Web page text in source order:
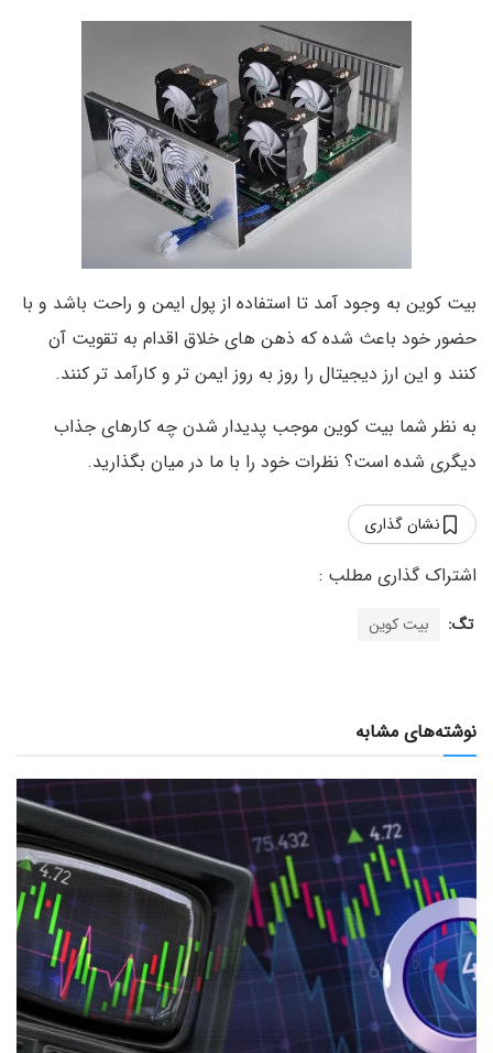
بیت کوین به وجود آمد تا استفاده از پول ایمن و راحت باشد و با
حضور خود باعث شده که ذهن های خلاق اقدام به تقویت آن
کنند و این ارز دیجیتال را روز به روز ایمن تر و کارآمد تر کنند.
به نظر شما بیت کوین موجب پدیدار شدن چه کارهای جذاب
دیگری شده است؟ نظرات خود را با ما در میان بگذارید.
نشان گذاری
تگ: بیت کوین
نوشته‌های مشابه